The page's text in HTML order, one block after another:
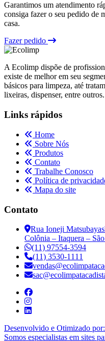
Garantimos um atendimento
consiga fazer o seu pedido de
casa.
Fazer pedido
A Ecolimp dispõe de
existe de melhor em seu
básicos para limpeza, até
lixeiras, dispenser, entre outros.
Links rápidos
Home
Sobre Nós
Produtos
Contato
Trabalhe Conosco
Política de
Mapa do site
Contato
Rua Ioneji
Colônia – Itaquera –
(11) 97554-3594
(11) 3530-1111
Desenvolvido e Otimizado por:
Somos especialistas em sites